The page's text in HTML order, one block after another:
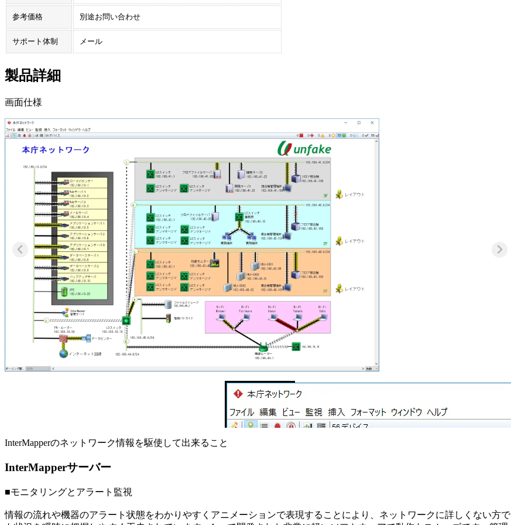
参考価格 別途お問い合わせ
サポート体制 メール
製品詳細
画面仕様
InterMapperのネットワーク情報を駆使して出来ること
InterMapperサーバー
■モニタリングとアラート監視
情報の流れや機器のアラート状態をわかりやすくアニメーションで表現することにより、ネットワークに詳しくない方で